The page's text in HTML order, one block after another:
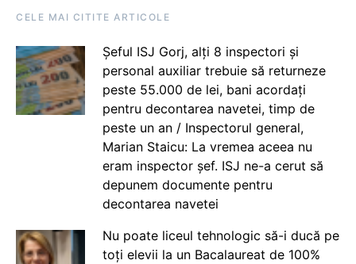
CELE MAI CITITE ARTICOLE
Șeful ISJ Gorj, alți 8 inspectori și
personal auxiliar trebuie să returneze
peste 55.000 de lei, bani acordați
pentru decontarea navetei, timp de
peste un an / Inspectorul general,
Marian Staicu: La vremea aceea nu
eram inspector șef. ISJ ne-a cerut să
depunem documente pentru
decontarea navetei
Nu poate liceul tehnologic să-i ducă pe
toți elevii la un Bacalaureat de 100%